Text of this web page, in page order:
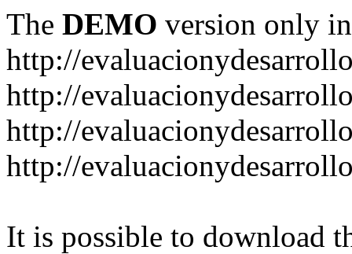
The DEMO version only
http://
http://
http://
http://
It is possible to download